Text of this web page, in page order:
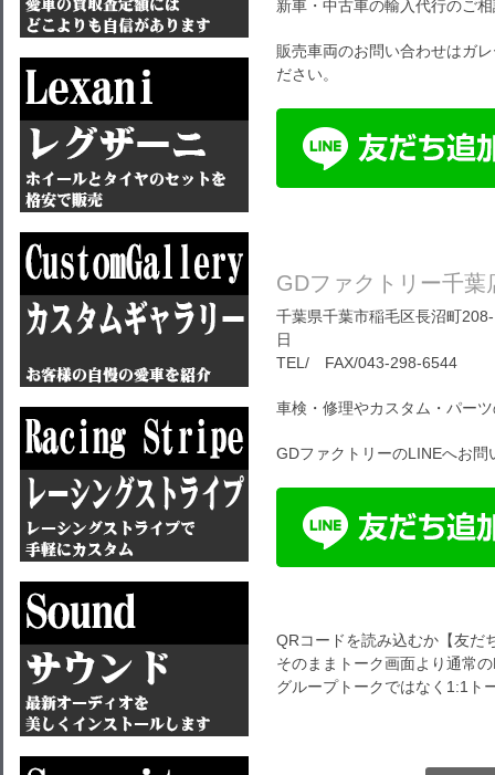
新車・中古車の輸入代行のご
販売車両のお問い合わせはガ
ださい。
GDファクトリー千葉
千葉県千葉市稲毛区長沼町
日
TEL/ FAX/043-298-6544
車検・修理やカスタム・パー
GDファクトリーのLINEへお問
QRコードを読み込むか【友だ
そのままトーク画面より通常
グループトークではなく1:1ト